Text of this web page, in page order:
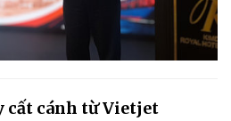
cất cánh từ Vietjet